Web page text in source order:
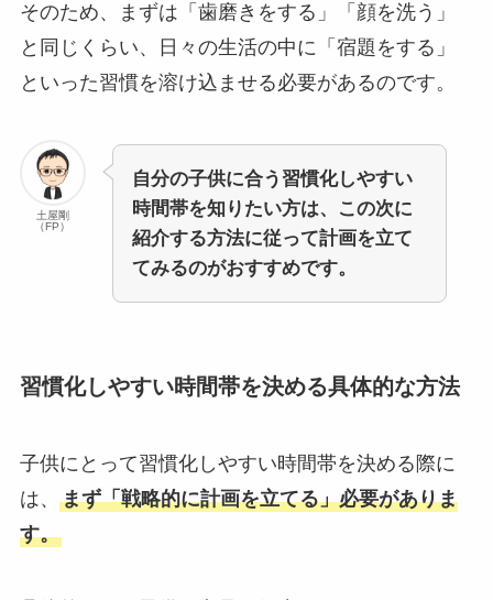
そのため、まずは「歯磨きをする」「顔を洗う」
と同じくらい、日々の生活の中に「宿題をする」
といった習慣を溶け込ませる必要があるのです。
土屋剛
（FP）
自分の子供に合う習慣化しやすい
時間帯を知りたい方は、この次に
紹介する方法に従って計画を立て
てみるのがおすすめです。
習慣化しやすい時間帯を決める具体的な方法
子供にとって習慣化しやすい時間帯を決める際に
は、 まず「戦略的に計画を立てる」必要がありま
す。